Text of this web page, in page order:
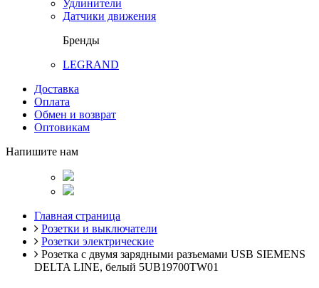
Удлинители
Датчики движения
Бренды
LEGRAND
Доставка
Оплата
Обмен и возврат
Оптовикам
Напишите нам
Главная страница
Розетки и выключатели
Розетки электрические
Розетка с двумя зарядными разъемами USB SIEMENS
DELTA LINE, белый 5UB19700TW01